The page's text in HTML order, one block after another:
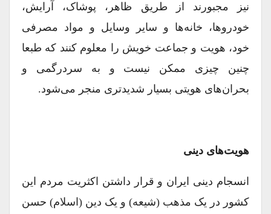
نیز مجبورند از طریق ظاهر‌، پوشاک، آرایش،
خودروها، خانه‌ها و سایر وسایل و مواد مصرفی
خود، هویت و جماعت خویش را معلوم کنند که طبعا
چنین چیزی ممکن نیست و به سردرگمی و
بحران‌های هویتی بسیار شدیدتری منجر می‌شود.
هویت‌های دینی
انسجام دینی ایران و قرار داشتن اکثریت مردم این
کشور در یک مذهب (شیعه) و یک دین (اسلام) حسن